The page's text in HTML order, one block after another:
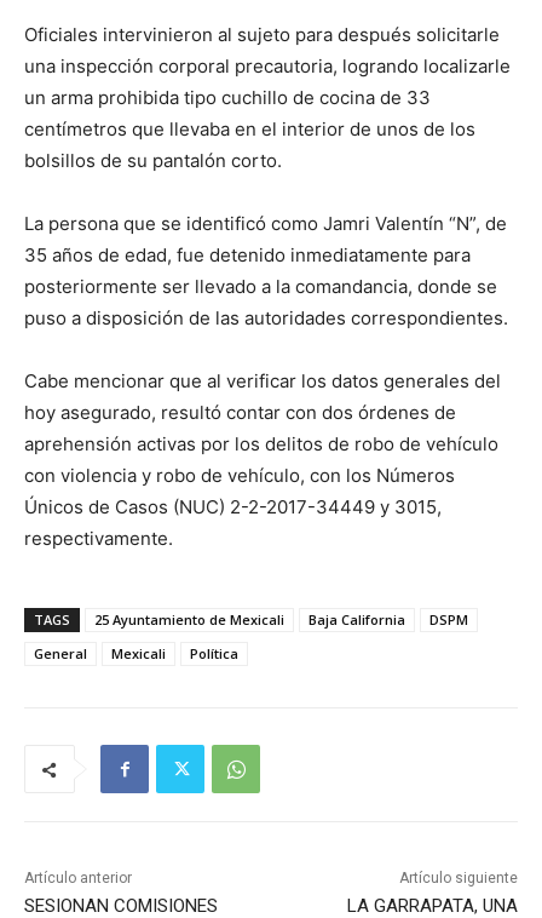
Oficiales intervinieron al sujeto para después solicitarle
una inspección corporal precautoria, logrando localizarle
un arma prohibida tipo cuchillo de cocina de 33
centímetros que llevaba en el interior de unos de los
bolsillos de su pantalón corto.
La persona que se identificó como Jamri Valentín “N”, de
35 años de edad, fue detenido inmediatamente para
posteriormente ser llevado a la comandancia, donde se
puso a disposición de las autoridades correspondientes.
Cabe mencionar que al verificar los datos generales del
hoy asegurado, resultó contar con dos órdenes de
aprehensión activas por los delitos de robo de vehículo
con violencia y robo de vehículo, con los Números
Únicos de Casos (NUC) 2-2-2017-34449 y 3015,
respectivamente.
TAGS 25 Ayuntamiento de Mexicali Baja California
DSPM
General
Mexicali Política
Artículo anterior
SESIONAN COMISIONES
Artículo siguiente
LA GARRAPATA, UNA